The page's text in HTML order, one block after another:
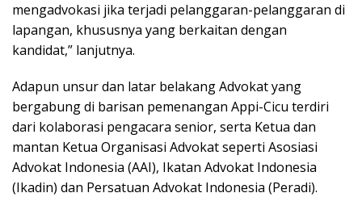
mengadvokasi jika terjadi pelanggaran-pelanggaran di
lapangan, khususnya yang berkaitan dengan
kandidat,” lanjutnya.
Adapun unsur dan latar belakang Advokat yang
bergabung di barisan pemenangan Appi-Cicu terdiri
dari kolaborasi pengacara senior, serta Ketua dan
mantan Ketua Organisasi Advokat seperti Asosiasi
Advokat Indonesia (AAI), Ikatan Advokat Indonesia
(Ikadin) dan Persatuan Advokat Indonesia (Peradi).